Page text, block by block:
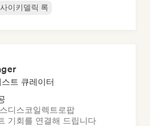
사이키델릭 록
트 큐레이터
디스코일렉트로팝
기회를 연결해 드립니다